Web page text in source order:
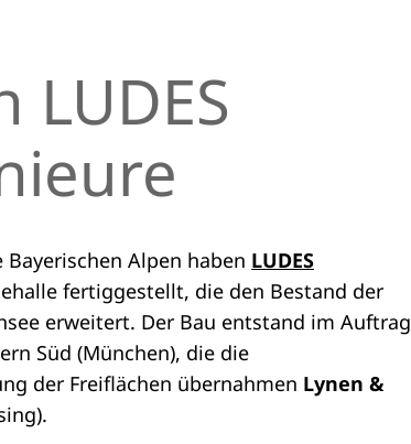
Alpen haben LUDES
fertiggestellt, die den Bestand der
erweitert. Der Bau entstand im Auftrag
Süd (München), die die
der Freiflächen übernahmen Lynen &